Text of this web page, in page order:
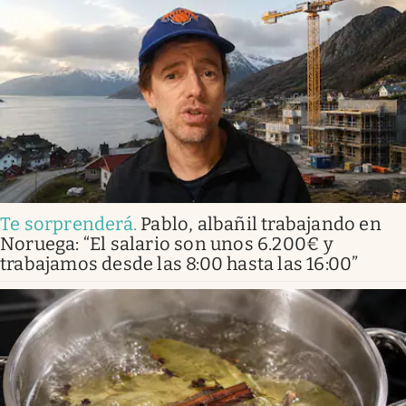
Te sorprenderá. Pablo, albañil trabajando en
Noruega: “El salario son unos 6.200€ y
trabajamos desde las 8:00 hasta las 16:00”